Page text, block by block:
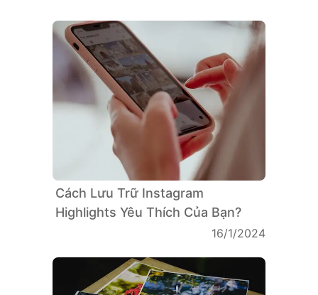
Cách Lưu Trữ Instagram
Highlights Yêu Thích Của Bạn?
16/1/2024